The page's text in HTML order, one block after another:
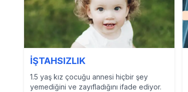
İŞTAHSIZLIK
1.5 yaş kız çocuğu annesi hiçbir şey
yemediğini ve zayıfladığını ifade ediyor.